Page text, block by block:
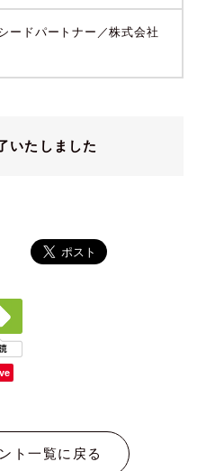
ードパートナー／株式会社
いたしました
ト一覧に戻る